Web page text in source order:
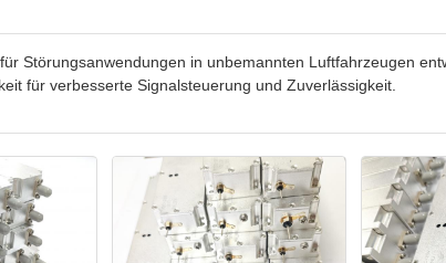
Störungsanwendungen in unbemannten Luftfahrzeugen
für verbesserte Signalsteuerung und Zuverlässigkeit.